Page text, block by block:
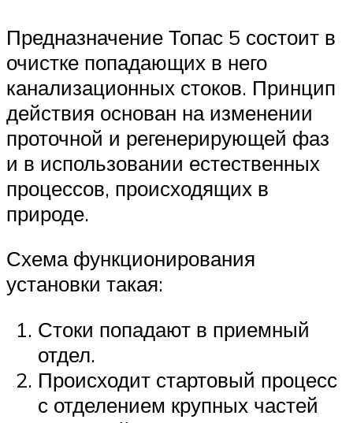
Предназначение Топас 5 состоит в
очистке попадающих в него
канализационных стоков. Принцип
действия основан на изменении
проточной и регенерирующей фаз
и в использовании естественных
процессов, происходящих в
природе.
Схема функционирования
установки такая:
Стоки попадают в приемный
отдел.
Происходит стартовый процесс
с отделением крупных частей